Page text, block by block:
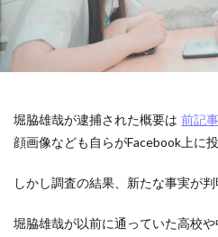
堀脇雄哉が逮捕された概要は 前記事
顔画像なども自らがFacebook上に投
しかし調査の結果、新たな事実が判
堀脇雄哉が以前に通っていた高校